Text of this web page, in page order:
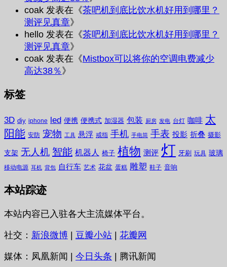
coak 发表在《茶吧机到底比饮水机好用到哪里？
测评见真章》
hello 发表在《茶吧机到底比饮水机好用到哪里？
测评见真章》
coak 发表在《Mistbox可以将你的空调电费减少
高达38％》
标签
3D diy iphone led 便携 便携式 加湿器 包装 厨房 发电 台灯 咖啡 太
阳能 安防 宠物 工具 悬浮 戒指 手机 手电筒 手表 投影 折叠 摄影
支架 无人机 智能 机器人 椅子 植物 测评 灯 牙刷 玩具 玻璃
移动电源 耳机 背包 自行车 艺术 花盆 蛋糕 雕塑 鞋子 音响
本站踪迹
本站内容已入驻各大主流媒体平台。
社交： 新浪微博 豆瓣小站 花瓣网
媒体：凤凰新闻 | 今日头条 | 腾讯新闻